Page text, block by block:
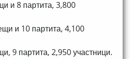
и 8 партита, 3,800
и 10 партита, 4,100
9 партита, 2,950 участници.